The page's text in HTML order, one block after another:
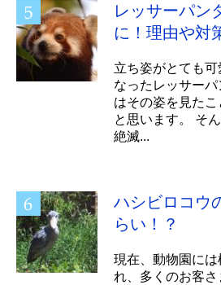
レッサーパン
に！理由や対
立ち姿がとても
なったレッサー
はその姿を見た
と思います。 そ
絶滅...
ハシビロコウ
らい！？
現在、動物園に
れ、多くのお客